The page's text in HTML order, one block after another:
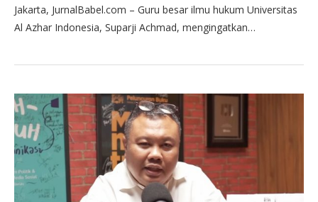
Jakarta, JurnalBabel.com – Guru besar ilmu hukum Universitas
Al Azhar Indonesia, Suparji Achmad, mengingatkan…